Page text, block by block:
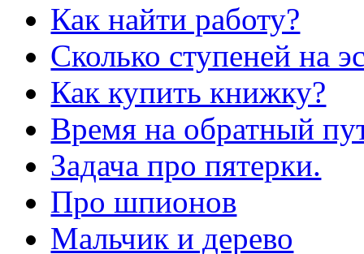
Как найти работу?
Сколько ступеней на
Как купить книжку?
Время на обратный
Задача про пятерки.
Про шпионов
Мальчик и дерево